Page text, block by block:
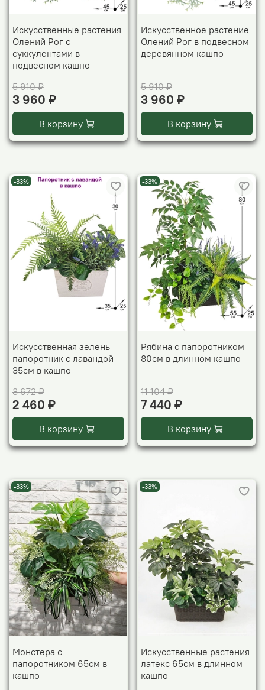
Искусственные растения
Олений Рог с
суккулентами в
подвесном кашпо
5 910 ₽
3 960 ₽
В корзину
Искусственное растение
Олений Рог в подвесном
деревянном кашпо
5 910 ₽
3 960 ₽
В корзину
-33%
Искусственная зелень
папоротник с лавандой
35см в кашпо
3 672 ₽
2 460 ₽
В корзину
-33%
Рябина с папоротником
80см в длинном кашпо
11 104 ₽
7 440 ₽
В корзину
-33%
Монстера с
папоротником 65см в
кашпо
-33%
Искусственные растения
латекс 65см в длинном
кашпо